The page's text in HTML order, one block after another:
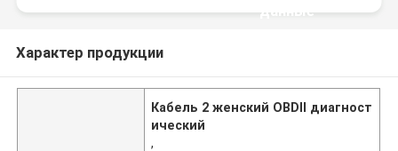
данные
Характер продукции
Кабель 2 женский OBDII диагност
ический
,